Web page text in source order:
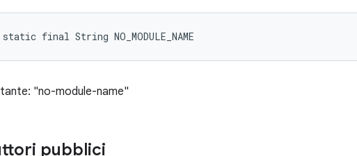
final String NO_MODULE_NAME
"no-module-name"
pubblici